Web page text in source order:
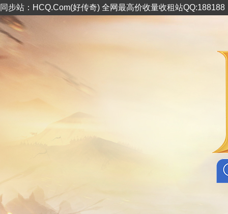
同步站：HCQ.Com(好传奇) 全网最高价收量收租站